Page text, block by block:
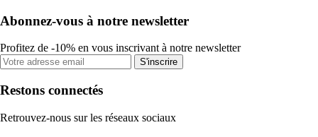
Abonnez-vous à notre newsletter
Profitez de -10% en vous inscrivant à notre newsletter
S'inscrire
Restons connectés
Retrouvez-nous sur les réseaux sociaux